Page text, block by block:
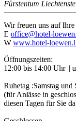
Fürstentum
Wir freuen uns auf
E office@hotel-
W www.hotel-
Öffnungszeiten:
12:00 bis 14:00 Uhr ||
Ruhetag :Samstag und
(für Anlässe in
diesen Tagen für Sie